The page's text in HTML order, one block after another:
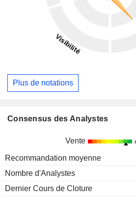
Plus de notations
Consensus des Analystes
Vente
Recommandation moyenne
Nombre d'Analystes
Dernier Cours de Cloture